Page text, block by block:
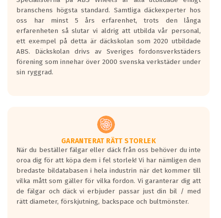
längsta.
Inga D eller G betyg delas ut för
personbilar och lätta lastbilar.
Betyget sätts efter ett test där däcken
skall bromsa in på en väg där det ligger
0.5-1.5 mm vatten.
I 80km/h kommer skillnaden på
Vid körning i över 50km/h brukar
rullmotståndets ljud överträffa
motorljudet.
På däckmärkningen kommer det finnas
en symbol av ett däck med vågar. Hög
bullernivå markeras med svarta vågor
medans de vita vågorna påvisar om det är
ett tyst däck.
branschens högsta standard. Samtliga däckexperter hos
oss har minst 5 års erfarenhet, trots den långa
erfarenheten så slutar vi aldrig att utbilda vår personal,
ett exempel på detta är däckskolan som 2020 utbildade
ABS. Däckskolan drivs av Sveriges fordonsverkstäders
förening som innehar över 2000 svenska verkstäder under
sin ryggrad.
GARANTERAT RÄTT STORLEK
När du beställer fälgar eller däck från oss behöver du inte
oroa dig för att köpa dem i fel storlek! Vi har nämligen den
bredaste bildatabasen i hela industrin när det kommer till
vilka mått som gäller för vilka fordon. Vi garanterar dig att
de fälgar och däck vi erbjuder passar just din bil / med
rätt diameter, förskjutning, backspace och bultmönster.